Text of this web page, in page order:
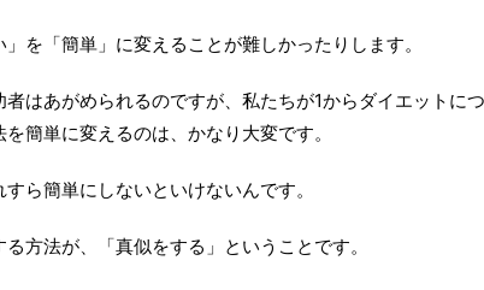
を「簡単」に変えることが難しかったりします。
者はあがめられるのですが、私たちが1からダイエットに
簡単に変えるのは、かなり大変です。
ら簡単にしないといけないんです。
方法が、「真似をする」ということです。